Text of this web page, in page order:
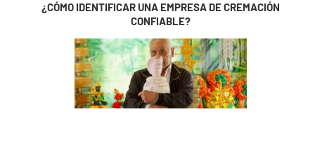
¿CÓMO IDENTIFICAR UNA EMPRESA DE CREMACIÓN
CONFIABLE?